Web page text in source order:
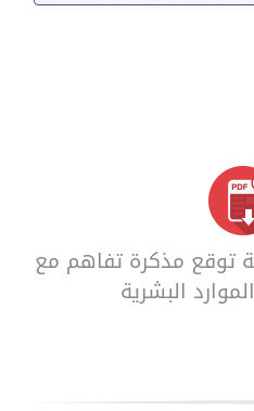
توقع مذكرة تفاهم مع
البشرية